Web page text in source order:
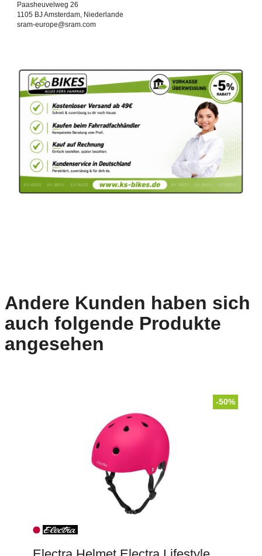
Paasheuvelweg 26
1105 BJ Amsterdam, Niederlande
sram-europe@sram.com
Andere Kunden haben sich
auch folgende Produkte
angesehen
-50%